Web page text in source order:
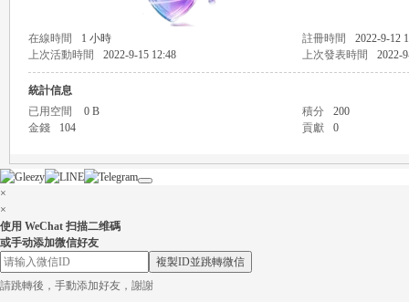
eez
在線時間 1 小時 註冊時間
2022-9-12
上次活動時間
2022-9-15 12:48 上次發表時間 2022-
統計信息
已用空間
0 B 積分
200
金錢
104 貢獻 0
×
×
使用 WeChat 扫描二维碼
或手动添加微信好友
複製ID並跳轉微信
請跳轉後，手動添加好友，謝謝